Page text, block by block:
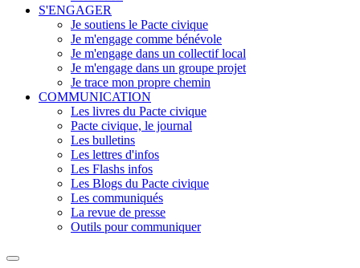
S'ENGAGER
Je soutiens le Pacte civique
Je m'engage comme bénévole
Je m'engage dans un collectif local
Je m'engage dans un groupe projet
Je trace mon propre chemin
COMMUNICATION
Les livres du Pacte civique
Pacte civique, le journal
Les bulletins
Les lettres d'infos
Les Flashs infos
Les Blogs du Pacte civique
Les communiqués
La revue de presse
Outils pour communiquer
Rechercher